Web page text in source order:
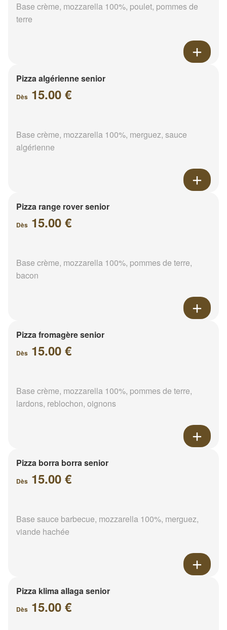
Base crème, mozzarella 100%, poulet, pommes de
terre
Pizza algérienne senior
Dès 15.00 €
Base crème, mozzarella 100%, merguez, sauce
algérienne
Pizza range rover senior
Dès 15.00 €
Base crème, mozzarella 100%, pommes de terre,
bacon
Pizza fromagère senior
Dès 15.00 €
Base crème, mozzarella 100%, pommes de terre,
lardons, reblochon, oignons
Pizza borra borra senior
Dès 15.00 €
Base sauce barbecue, mozzarella 100%, merguez,
viande hachée
Pizza klima allaga senior
Dès 15.00 €